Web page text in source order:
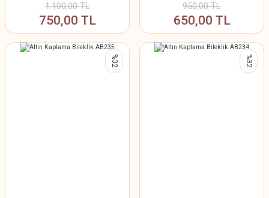
1.100,00 TL
750,00 TL
950,00 TL
650,00 TL
%32 %32